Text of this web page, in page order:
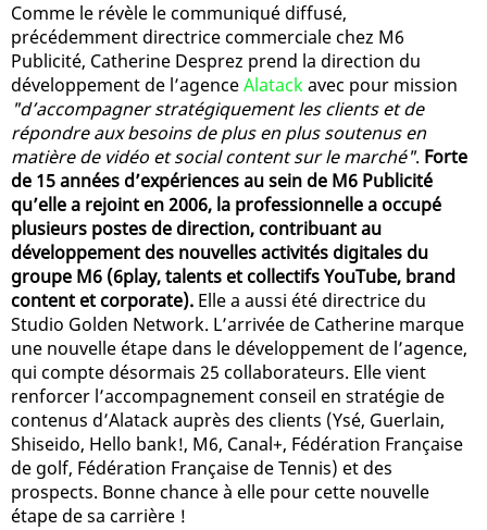
Comme le révèle le communiqué diffusé,
précédemment directrice commerciale chez M6
Publicité, Catherine Desprez prend la direction du
développement de l’agenceAlatackavec pour mission
"d’accompagner stratégiquement les clients et de
répondre aux besoins de plus en plus soutenus en
matière de vidéo et social content sur le marché". Forte
de 15 années d’expériences au sein de M6 Publicité
qu’elle a rejoint en 2006, la professionnelle a occupé
plusieurs postes de direction, contribuant au
développement des nouvelles activités digitales du
groupe M6 (6play, talents et collectifs YouTube, brand
content et corporate). Elle a aussi été directrice du
Studio Golden Network. L’arrivée de Catherine marque
une nouvelle étape dans le développement de l’agence,
qui compte désormais 25 collaborateurs. Elle vient
renforcer l’accompagnement conseil en stratégie de
contenus d’Alatack auprès des clients (Ysé, Guerlain,
Shiseido, Hello bank!, M6, Canal+, Fédération Française
de golf, Fédération Française de Tennis) et des
prospects. Bonne chance à elle pour cette nouvelle
étape de sa carrière !